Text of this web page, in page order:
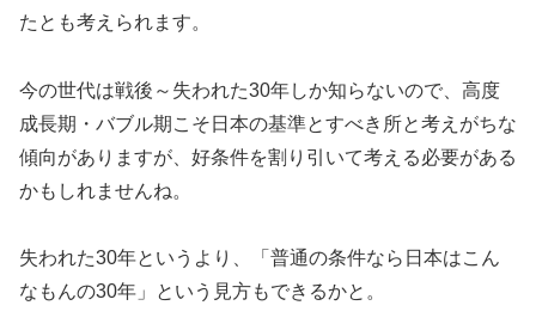
たとも考えられます。
今の世代は戦後～失われた30年しか知らないので、高度
成長期・バブル期こそ日本の基準とすべき所と考えがちな
傾向がありますが、好条件を割り引いて考える必要がある
かもしれませんね。
失われた30年というより、「普通の条件なら日本はこん
なもんの30年」という見方もできるかと。